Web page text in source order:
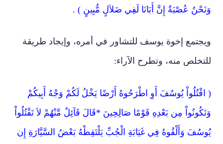
وَنَحْنُ عُصْبَةٌ إِنَّ أَبَانَا لَفِي ضَلاَلٍ مُّبِينٍ ) .
ويجتمع إخوة يوسف للتشاور في أمره، وإيجاد طريقة
للتخلص منه، وتطرح الآراء:
( اقْتُلُواْ يُوسُفَ أَوِ اطْرَحُوهُ أَرْضًا يَخْلُ لَكُمْ وَجْهُ أَبِيكُمْ
وَتَكُونُواْ مِن بَعْدِهِ قَوْمًا صَالِحِينَ *قَالَ قَآئِلٌ مَّنْهُمْ لاَ تَقْتُلُواْ
يُوسُفَ وَأَلْقُوهُ فِي غَيَابَةِ الْجُبِّ يَلْتَقِطْهُ بَعْضُ السَّيَّارَةِ إِن